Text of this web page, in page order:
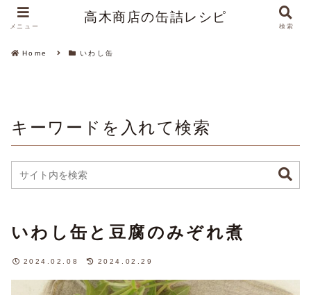
Home いわし缶
キーワードを入れて検索
いわし缶と豆腐のみぞれ煮
2024.02.08 2024.02.29
メニュー
高木商店の缶詰レシピ
検索